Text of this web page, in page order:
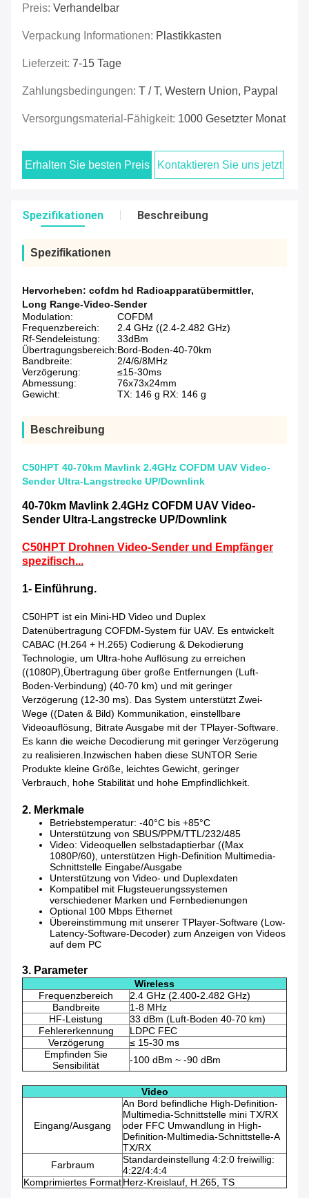
Preis: Verhandelbar
Verpackung Informationen: Plastikkasten
Lieferzeit: 7-15 Tage
Zahlungsbedingungen: T / T, Western Union, Paypal
Versorgungsmaterial-Fähigkeit: 1000 Gesetzter Monat
Erhalten Sie besten Preis Kontaktieren Sie uns jetzt
Spezifikationen Beschreibung
Spezifikationen
Hervorheben: cofdm hd Radioapparatübermittler,
Long Range-Video-Sender
Modulation:
COFDM
Frequenzbereich:
2.4 GHz ((2.4-2.482 GHz)
Rf-Sendeleistung:
33dBm
Übertragungsbereich:Bord-Boden-40-70km
Bandbreite:
2/4/6/8MHz
Verzögerung:
≤15-30ms
Abmessung:
76x73x24mm
Gewicht:
TX: 146 g RX: 146 g
Beschreibung
C50HPT 40-70km Mavlink 2.4GHz COFDM UAV Video-
Sender Ultra-Langstrecke UP/Downlink
40-70km Mavlink 2.4GHz COFDM UAV Video-
Sender Ultra-Langstrecke UP/Downlink
C50HPT Drohnen Video-Sender und Empfänger
spezifisch...
1- Einführung.
C50HPT ist ein Mini-HD Video und Duplex
Datenübertragung COFDM-System für UAV. Es entwickelt
CABAC (H.264 + H.265) Codierung & Dekodierung
Technologie, um Ultra-hohe Auflösung zu erreichen
((1080P),Übertragung über große Entfernungen (Luft-
Boden-Verbindung) (40-70 km) und mit geringer
Verzögerung (12-30 ms). Das System unterstützt Zwei-
Wege ((Daten & Bild) Kommunikation, einstellbare
Videoauflösung, Bitrate Ausgabe mit der TPlayer-Software.
Es kann die weiche Decodierung mit geringer Verzögerung
zu realisieren.Inzwischen haben diese SUNTOR Serie
Produkte kleine Größe, leichtes Gewicht, geringer
Verbrauch, hohe Stabilität und hohe Empfindlichkeit.
2. Merkmale
Betriebstemperatur: -40°C bis +85°C
Unterstützung von SBUS/PPM/TTL/232/485
Video: Videoquellen selbstadaptierbar ((Max
1080P/60), unterstützen High-Definition Multimedia-
Schnittstelle Eingabe/Ausgabe
Unterstützung von Video- und Duplexdaten
Kompatibel mit Flugsteuerungssystemen
verschiedener Marken und Fernbedienungen
Optional 100 Mbps Ethernet
Übereinstimmung mit unserer TPlayer-Software (Low-
Latency-Software-Decoder) zum Anzeigen von Videos
auf dem PC
3. Parameter
Wireless
Frequenzbereich
2.4 GHz (2.400-2.482 GHz)
Bandbreite
1-8 MHz
HF-Leistung
33 dBm (Luft-Boden 40-70 km)
Fehlererkennung
LDPC FEC
Verzögerung
≤ 15-30 ms
Empfinden Sie
Sensibilität
-100 dBm ~ -90 dBm
Video
Eingang/Ausgang
An Bord befindliche High-Definition-
Multimedia-Schnittstelle mini TX/RX
oder FFC Umwandlung in High-
Definition-Multimedia-Schnittstelle-A
TX/RX
Farbraum
Standardeinstellung 4:2:0 freiwillig:
4:22/4:4:4
Komprimiertes FormatHerz-Kreislauf, H.265, TS